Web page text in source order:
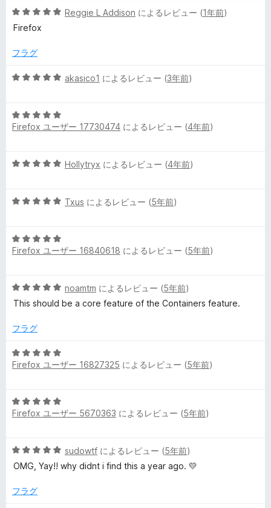
e
T
a
b
の
レ
ビ
ュ
ー
の
評
5
段
中
の
Reggie L Addison によるレビュー (1年前)
Firefox
フラグ
5
中
5
価
akasico1 によるレビュー (3年前)
5
段
5
価
Firefox ユーザー 17730474 によるレビュー (4年前)
5
中
評
価
Hollytryx によるレビュー (4年前)
5
中
5
価
Txus によるレビュー (5年前)
5
段
5
の
価
Firefox ユーザー 16840618 によるレビュー (5年前)
5
段
中
の
評
noamtm によるレビュー (5年前)
This should be a core feature of the Containers feature.
フラグ
5
段
5
の
Firefox ユーザー 16827325 によるレビュー (5年前)
5
段
5
の
価
Firefox ユーザー 5670363 によるレビュー (5年前)
5
段
中
sudowtf によるレビュー (5年前)
OMG, Yay!! why didnt i find this a year ago. 💛
フラグ